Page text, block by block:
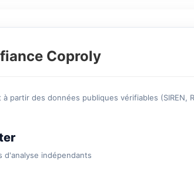
Coproly
partir des données publiques vérifiables (SIREN,
d'analyse indépendants